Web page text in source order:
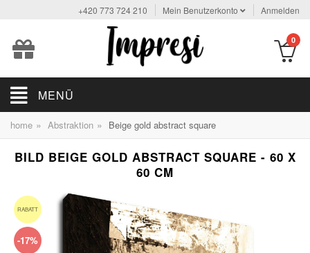
+420 773 724 210 Mein Benutzerkonto Anmelden
0
MENÜ
home » Abstraktion » Beige gold abstract square
BILD BEIGE GOLD ABSTRACT SQUARE - 60 X
60 CM
RABATT
-17%